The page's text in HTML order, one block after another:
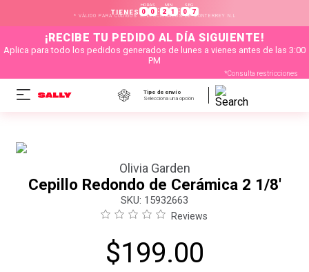
TIENES
HORAS
0 0 :
MIN
2 1 :
SEG
0 6
* VÁLIDO PARA CÓDIGOS SELECCIONADOS DE MONTERREY N.L
¡RECIBE TU PEDIDO AL DÍA SIGUIENTE!
Aplica para todo los pedidos generados de lunes a vienes antes de las 3:00
PM
*Consulta restricciones
Tipo de envío
Selecciona una opción
Olivia Garden
Cepillo Redondo de Cerámica 2 1/8'
: 15932663
Reviews
$199.00